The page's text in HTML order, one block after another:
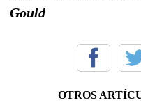
Gould
OTROS